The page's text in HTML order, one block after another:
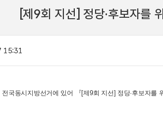
[제9회 지선] 정당·후보자를
전국동시지방선거에 있어 『[제9회 지 선] 정 당·후보자를